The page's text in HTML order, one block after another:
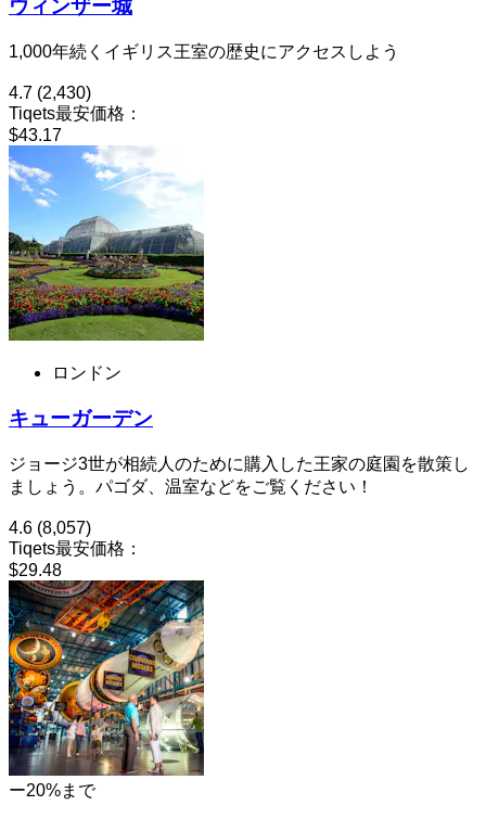
ウィンザー城
1,000年続くイギリス王室の歴史にアクセスしよう
4.7 (2,430)
Tiqets最安価格：
$43.17
ロンドン
キューガーデン
ジョージ3世が相続人のために購入した王家の庭園を散策し
ましょう。パゴダ、温室などをご覧ください！
4.6 (8,057)
Tiqets最安価格：
$29.48
ー20%まで